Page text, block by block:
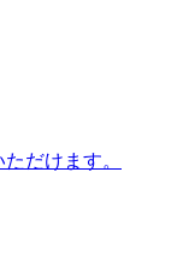
だけます。